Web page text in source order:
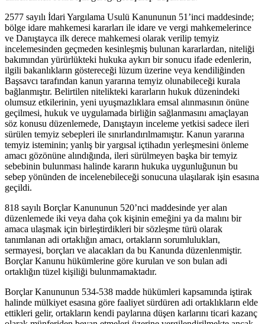
2577 sayılı İdari Yargılama Usulü Kanununun 51’inci maddesinde;
bölge idare mahkemesi kararları ile idare ve vergi mahkemelerince
ve Danıştayca ilk derece mahkemesi olarak verilip temyiz
incelemesinden geçmeden kesinleşmiş bulunan kararlardan, niteliği
bakımından yürürlükteki hukuka aykırı bir sonucu ifade edenlerin,
ilgili bakanlıkların göstereceği lüzum üzerine veya kendiliğinden
Başsavcı tarafından kanun yararına temyiz olunabileceği kurala
bağlanmıştır. Belirtilen nitelikteki kararların hukuk düzenindeki
olumsuz etkilerinin, yeni uyuşmazlıklara emsal alınmasının önüne
geçilmesi, hukuk ve uygulamada birliğin sağlanmasını amaçlayan
söz konusu düzenlemede, Danıştayın inceleme yetkisi sadece ileri
sürülen temyiz sebepleri ile sınırlandırılmamıştır. Kanun yararına
temyiz isteminin; yanlış bir yargısal içtihadın yerleşmesini önleme
amacı gözönüne alındığında, ileri sürülmeyen başka bir temyiz
sebebinin bulunması halinde kararın hukuka uygunluğunun bu
sebep yönünden de incelenebileceği sonucuna ulaşılarak işin esasına
geçildi.
818 sayılı Borçlar Kanununun 520’nci maddesinde yer alan
düzenlemede iki veya daha çok kişinin emeğini ya da malını bir
amaca ulaşmak için birleştirdikleri bir sözleşme türü olarak
tanımlanan adi ortaklığın amacı, ortakların sorumlulukları,
sermayesi, borçları ve alacakları da bu Kanunda düzenlenmiştir.
Borçlar Kanunu hükümlerine göre kurulan ve son bulan adi
ortaklığın tüzel kişiliği bulunmamaktadır.
Borçlar Kanununun 534-538 madde hükümleri kapsamında iştirak
halinde mülkiyet esasına göre faaliyet sürdüren adi ortaklıkların elde
ettikleri gelir, ortakların kendi paylarına düşen karlarını ticari kazanç